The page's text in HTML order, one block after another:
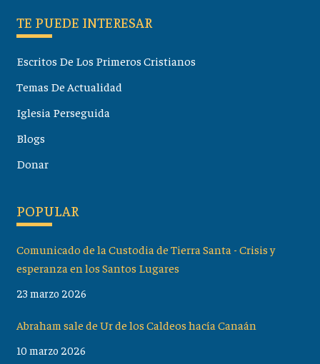
TE PUEDE INTERESAR
Escritos De Los Primeros Cristianos
Temas De Actualidad
Iglesia Perseguida
Blogs
Donar
POPULAR
Comunicado de la Custodia de Tierra Santa - Crisis y
esperanza en los Santos Lugares
23 marzo 2026
Abraham sale de Ur de los Caldeos hacía Canaán
10 marzo 2026